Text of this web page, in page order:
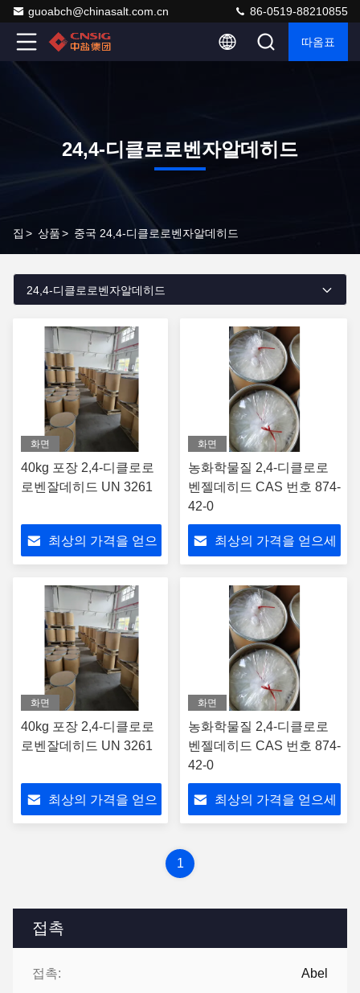
guoabch@chinasalt.com.cn 86-0519-88210855
따옴표
24,4-디클로로벤자알데히드
집 > 상품> 중국 24,4-디클로로벤자알데히드
접촉
접촉: Abel
24,4-디클로로벤자알데히드
화면
40kg 포장 2,4-디클로로
로벤잘데히드 UN 3261
최상의 가격을 얻으
화면
농화학물질 2,4-디클로로
벤젤데히드 CAS 번호 874-
42-0
최상의 가격을 얻으세
화면
40kg 포장 2,4-디클로로
로벤잘데히드 UN 3261
최상의 가격을 얻으
화면
농화학물질 2,4-디클로로
벤젤데히드 CAS 번호 874-
42-0
최상의 가격을 얻으세
1